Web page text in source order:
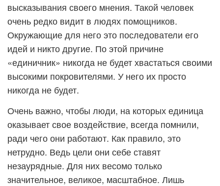
высказывания своего мнения. Такой человек
очень редко видит в людях помощников.
Окружающие для него это последователи его
идей и никто другие. По этой причине
«единичник» никогда не будет хвастаться своими
высокими покровителями. У него их просто
никогда не будет.
Очень важно, чтобы люди, на которых единица
оказывает свое воздействие, всегда помнили,
ради чего они работают. Как правило, это
нетрудно. Ведь цели они себе ставят
незаурядные. Для них весомо только
значительное, великое, масштабное. Лишь